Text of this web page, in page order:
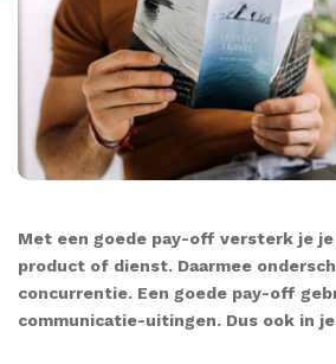
Met een goede pay-off versterk je
product of dienst. Daarmee
concurrentie. Een goede pay-off
communicatie-uitingen. Dus ook in